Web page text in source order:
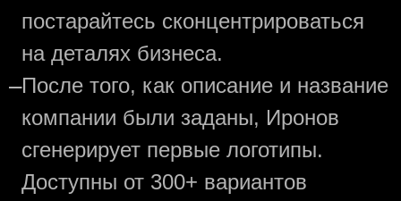
постарайтесь сконцентрироваться
на деталях бизнеса.
—После того, как описание и название
компании были заданы, Иронов
сгенерирует первые логотипы.
Доступны от 300+ вариантов